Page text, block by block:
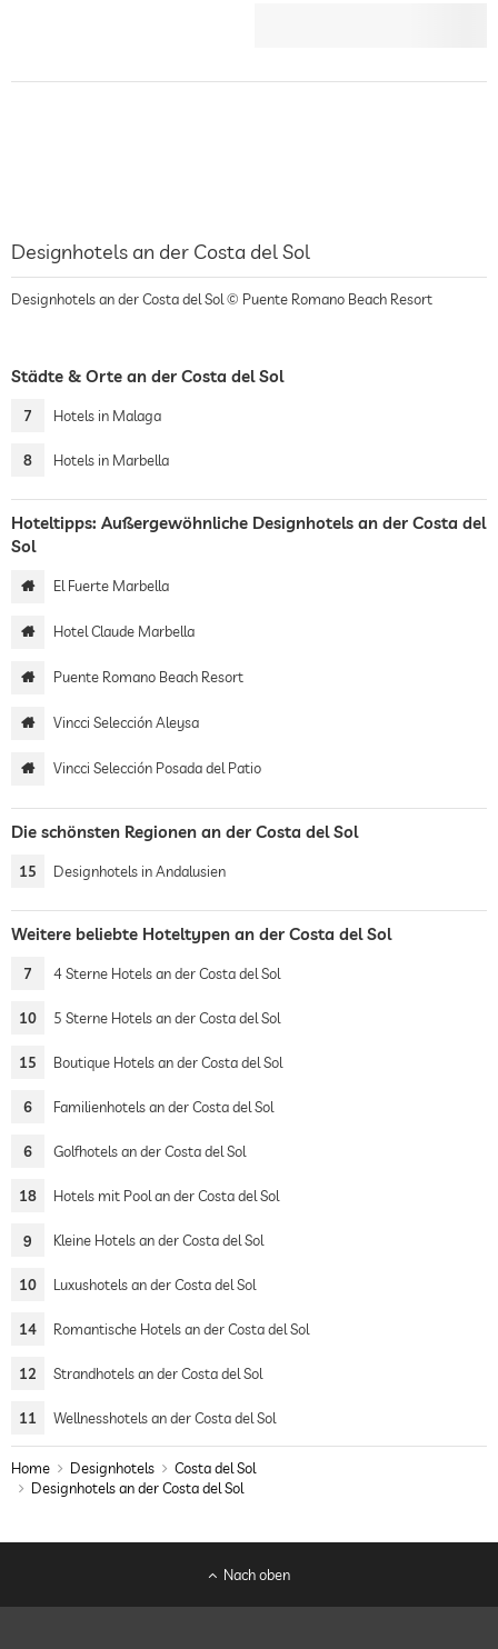
Designhotels an der Costa del Sol
Designhotels an der Costa del Sol © Puente Romano Beach Resort
Städte & Orte an der Costa del Sol
7 Hotels in Malaga
8 Hotels in Marbella
Hoteltipps: Außergewöhnliche Designhotels an der Costa del
Sol
El Fuerte Marbella
Hotel Claude Marbella
Puente Romano Beach Resort
Vincci Selección Aleysa
Vincci Selección Posada del Patio
Die schönsten Regionen an der Costa del Sol
15 Designhotels in Andalusien
Weitere beliebte Hoteltypen an der Costa del Sol
7 4 Sterne Hotels an der Costa del Sol
10 5 Sterne Hotels an der Costa del Sol
15 Boutique Hotels an der Costa del Sol
6 Familienhotels an der Costa del Sol
6 Golfhotels an der Costa del Sol
18 Hotels mit Pool an der Costa del Sol
9 Kleine Hotels an der Costa del Sol
10 Luxushotels an der Costa del Sol
14 Romantische Hotels an der Costa del Sol
12 Strandhotels an der Costa del Sol
11 Wellnesshotels an der Costa del Sol
Home Designhotels
Costa del Sol
Designhotels an der Costa del Sol
Nach oben